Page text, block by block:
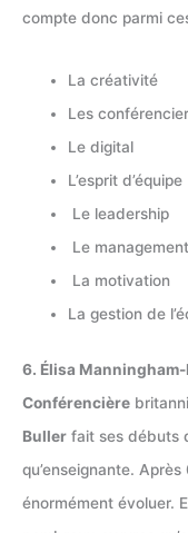
compte donc parmi
La créativité
Les
Le digital
L’esprit d’équipe
Le leadership
Le management
La motivation
La gestion de
6. Élisa
Conférencière
Buller fait ses débuts
qu’enseignante.
énormément évoluer.